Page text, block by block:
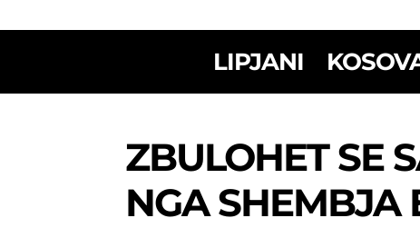
LIPJANI
ZBULOHET SE
NGA SHEMBJA